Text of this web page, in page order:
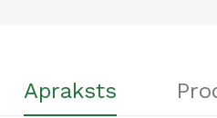
Apraksts